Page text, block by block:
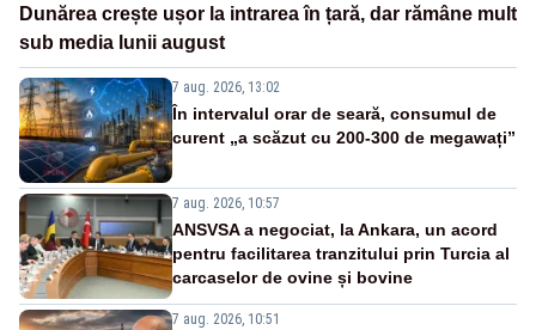
Dunărea crește ușor la intrarea în țară, dar rămâne mult
sub media lunii august
7 aug. 2026, 13:02
În intervalul orar de seară, consumul de
curent „a scăzut cu 200-300 de megawați”
7 aug. 2026, 10:57
ANSVSA a negociat, la Ankara, un acord
pentru facilitarea tranzitului prin Turcia al
carcaselor de ovine și bovine
7 aug. 2026, 10:51